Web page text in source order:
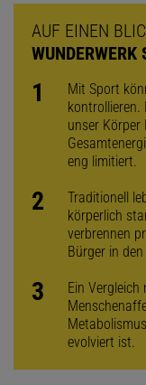
AUF EINEN
WUNDERWERK
Mit Sport
kontrollieren.
unser Körper
eng limitiert.
Traditionell
körperlich
verbrennen
Bürger in
Ein
evolviert ist.